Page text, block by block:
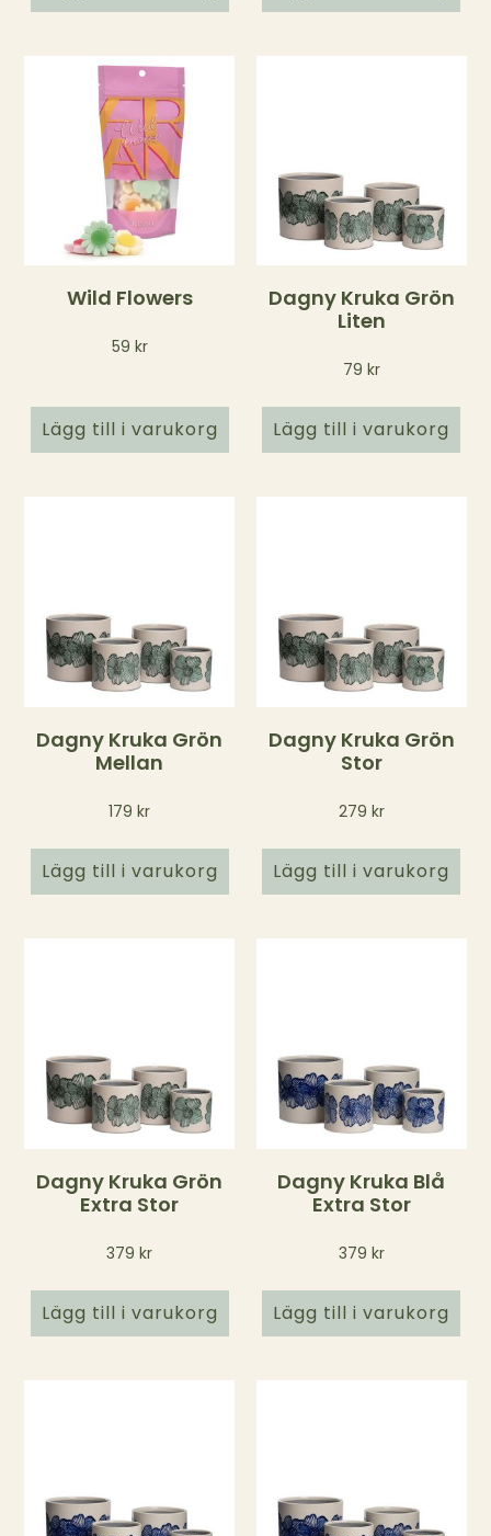
Wild Flowers
59 kr
Lägg till i varukorg
Dagny Kruka Grön
Liten
79 kr
Lägg till i varukorg
Dagny Kruka Grön
Mellan
179kr
Lägg till i varukorg
Dagny Kruka Grön
Stor
279 kr
Lägg till i varukorg
Dagny Kruka Grön
Extra Stor
379kr
Lägg till i varukorg
Dagny Kruka Blå
Extra Stor
379 kr
Lägg till i varukorg